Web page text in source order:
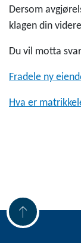
Dersom
klagen din
Du vil motta
Fradele ny
Hva er